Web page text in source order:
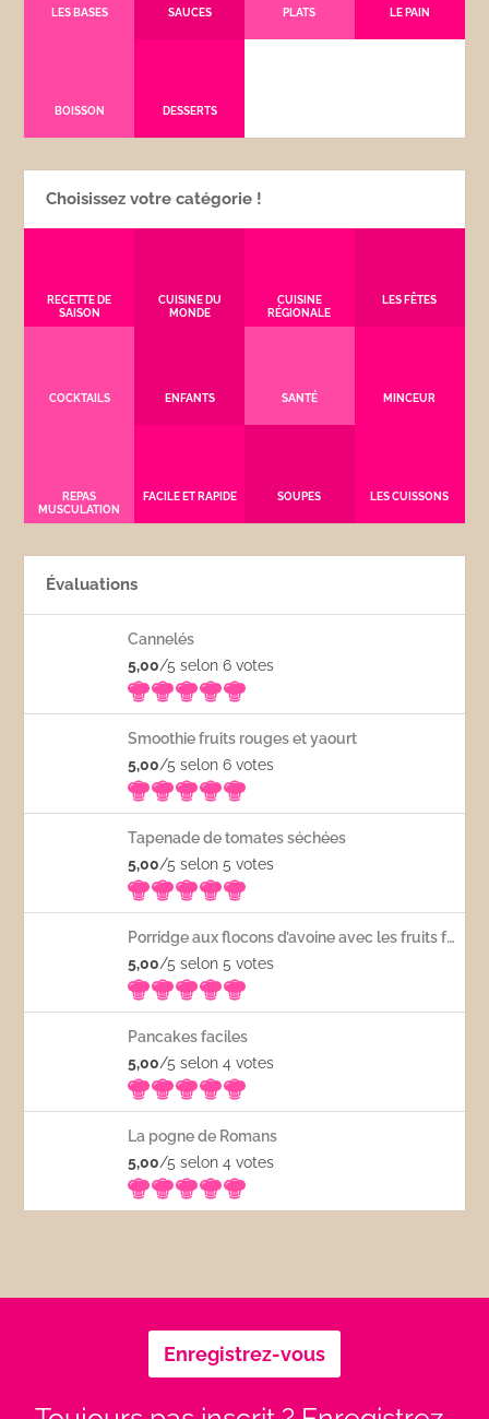
LES BASES SAUCES PLATS LE PAIN
BOISSON DESSERTS
Choisissez votre catégorie !
RECETTE DE
SAISON
CUISINE DU
MONDE
CUISINE
RÉGIONALE
LES FÊTES
COCKTAILS ENFANTS SANTÉ MINCEUR
REPAS
MUSCULATION
FACILE ET RAPIDE SOUPES LES CUISSONS
Évaluations
Cannelés
5,00/5 selon 6votes
Smoothie fruits rouges et yaourt
5,00/5 selon 6votes
Tapenade de tomates séchées
5,00/5 selon 5votes
Porridge aux flocons d’avoine avec les fruits frais
5,00/5 selon 5votes
Pancakes faciles
5,00/5 selon 4votes
La pogne de Romans
5,00/5 selon 4votes
Enregistrez-vous